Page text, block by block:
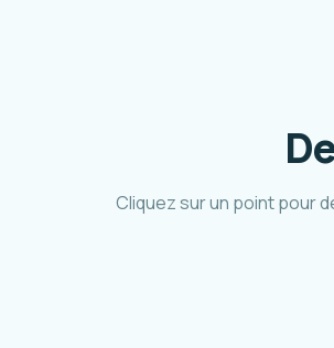
Cliquez sur un point pour